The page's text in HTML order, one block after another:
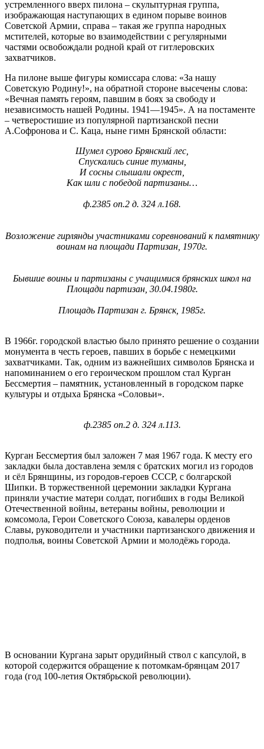
устремленного вверх пилона – скульптурная группа,
изображающая наступающих в едином порыве воинов
Советской Армии, справа – такая же группа народных
мстителей, которые во взаимодействии с регулярными
частями освобождали родной край от гитлеровских
захватчиков.
На пилоне выше фигуры комиссара слова: «За нашу
Советскую Родину!», на обратной стороне высечены слова:
«Вечная память героям, павшим в боях за свободу и
независимость нашей Родины. 1941—1945». А на постаменте
– четверостишие из популярной партизанской песни
А.Софронова и С. Каца, ныне гимн Брянской области:
Шумел сурово Брянский лес,
Спускались синие туманы,
И сосны слышали окрест,
Как шли с победой партизаны…
ф.2385 оп.2 д. 324 л.168.
Возложение гирлянды участниками соревнований к памятнику
воинам на площади Партизан, 1970г.
Бывшие воины и партизаны с учащимися брянских школ на
Площади партизан, 30.04.1980г.
Площадь Партизан г. Брянск, 1985г.
В 1966г. городской властью было принято решение о создании
монумента в честь героев, павших в борьбе с немецкими
захватчиками. Так, одним из важнейших символов Брянска и
напоминанием о его героическом прошлом стал Курган
Бессмертия – памятник, установленный в городском парке
культуры и отдыха Брянска «Соловьи».
ф.2385 оп.2 д. 324 л.113.
Курган Бессмертия был заложен 7 мая 1967 года. К месту его
закладки была доставлена земля с братских могил из городов
и сёл Брянщины, из городов-героев СССР, с болгарской
Шипки. В торжественной церемонии закладки Кургана
приняли участие матери солдат, погибших в годы Великой
Отечественной войны, ветераны войны, революции и
комсомола, Герои Советского Союза, кавалеры орденов
Славы, руководители и участники партизанского движения и
подполья, воины Советской Армии и молодёжь города.
В основании Кургана зарыт орудийный ствол с капсулой, в
которой содержится обращение к потомкам-брянцам 2017
года (год 100-летия Октябрьской революции).